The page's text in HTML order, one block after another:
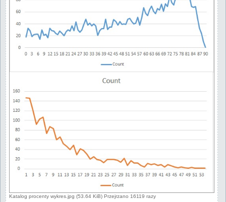
Katalog procenty wykres.jpg (53.64 KiB) Przejrzano 16119 razy